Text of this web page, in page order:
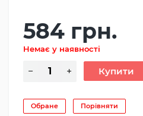
584 грн.
Немає у наявності
Обране Порівняти